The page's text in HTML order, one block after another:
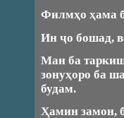
Филмҳо ҳама
Ин ҷо бошад,
Ман ба таркиш
зонуҳоро ба
будам.
Ҳамин замон,